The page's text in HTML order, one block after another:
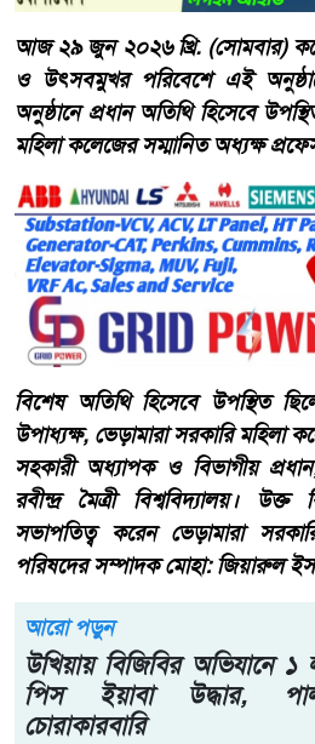
​আজ ২৯ জুন ২০২৬ খ্রি. (সোমবার)
ও উৎসবমুখর পরিবেশে এই
অনুষ্ঠানে প্রধান অতিথি হিসেবে
মহিলা কলেজের সম্মানিত অধ্যক্ষ
​বিশেষ অতিথি হিসেবে উপস্থিত
উপাধ্যক্ষ, ভেড়ামারা সরকারি
সহকারী অধ্যাপক ও বিভাগীয়
রবীন্দ্র মৈত্রী বিশ্ববিদ্যালয়।
সভাপতিত্ব করেন ভেড়ামারা
পরিষদের সম্পাদক মোহা: জিয়ারুল
আরো পড়ুন
উখিয়ায় বিজিবির অভিযানে ১
পিস ইয়াবা উদ্ধার,
চোরাকারবারি